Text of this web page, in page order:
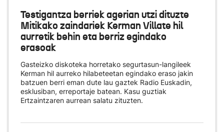
Testigantza berriek agerian utzi dituzte
Mitikako zaindariek Kerman Villate hil
aurretik behin eta berriz egindako
erasoak
Gasteizko diskoteka horretako segurtasun-langileek
Kerman hil aurreko hilabeteetan egindako eraso jakin
batzuen berri eman dute lau gaztek Radio Euskadin,
esklusiban, erreportaje batean. Kasu guztiak
Ertzaintzaren aurrean salatu zituzten.